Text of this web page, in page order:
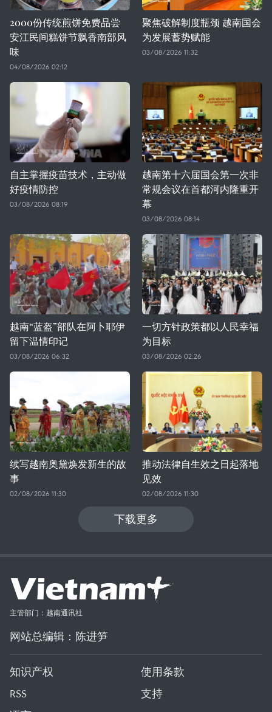
2000份传统煎饼免费品尝
安江民间糕饼节飘香南部风
味
04/08/2026 02:12
聚焦破解制度瓶颈 越南国会
为发展蓄势赋能
03/08/2026 11:32
自主掌握疫苗技术，主动做
好疫情防控
03/08/2026 08:19
越南第十六届国会第一次非
常规会议在首都河内隆重开
幕
03/08/2026 08:14
越南“蓝盔”部队在阿卜耶伊
留下温情印记
03/08/2026 06:32
一切方针政策都以人民幸福
为目标
03/08/2026 02:26
续写越南奥黛焕发新生的故
事
02/08/2026 11:30
推动法律自生效之日起落地
见效
02/08/2026 11:30
下载更多
主管部门：越南通讯社
网站总编辑：陈进笋
知识产权
使用条款
RSS
支持